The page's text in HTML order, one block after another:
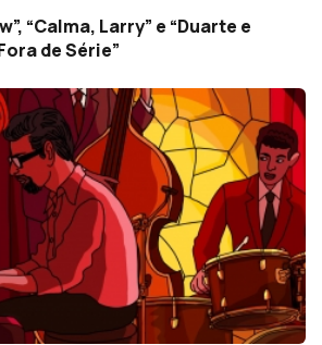
“Calma, Larry” e “Duarte e
de Série”